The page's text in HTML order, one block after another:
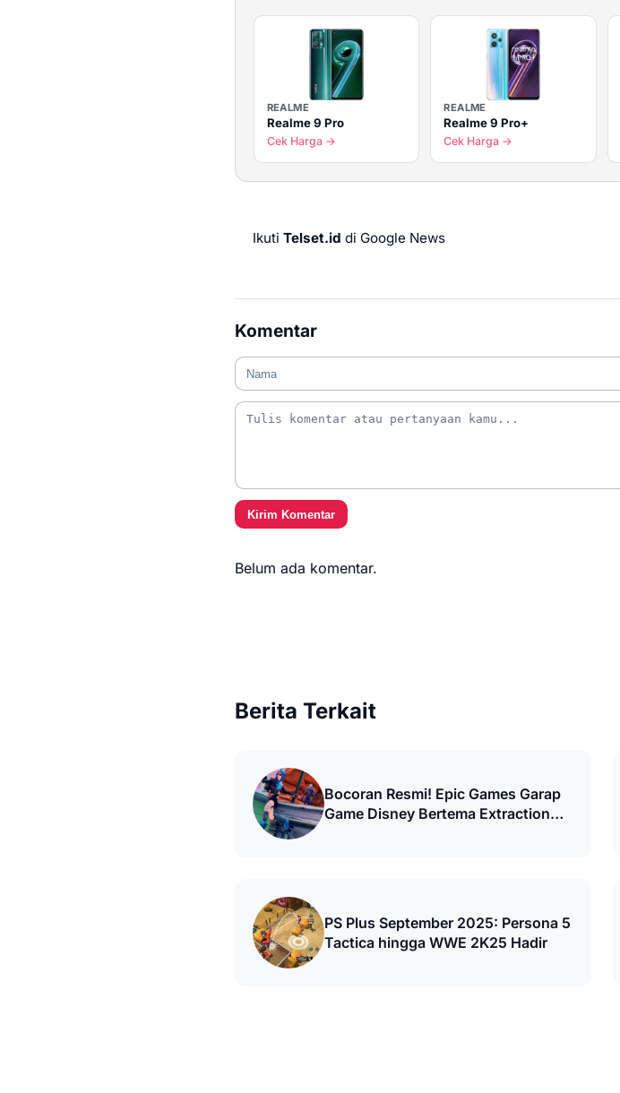
REALME
Realme 9 Pro
Cek Harga →
REALME
Realme 9 Pro+
Cek Harga →
Ikuti Telset.id di Google News
Komentar
Kirim Komentar
Belum ada komentar.
Berita Terkait
Bocoran Resmi! Epic Games Garap
Game Disney Bertema Extraction
PS Plus September 2025: Persona 5
Tactica hingga WWE 2K25 Hadir